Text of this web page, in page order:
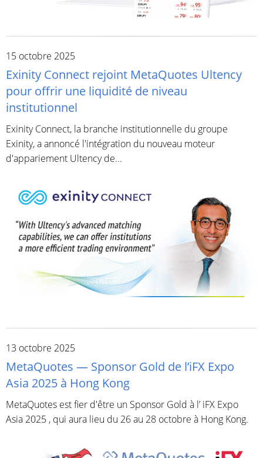
15 octobre 2025
Exinity Connect rejoint MetaQuotes Ultency
pour offrir une liquidité de niveau
institutionnel
Exinity Connect, la branche institutionnelle du groupe
Exinity, a annoncé l'intégration du nouveau moteur
d'appariement Ultency de...
13 octobre 2025
MetaQuotes — Sponsor Gold de l’iFX Expo
Asia 2025 à Hong Kong
MetaQuotes est fier d'être un Sponsor Gold à l’ iFX Expo
Asia 2025 , qui aura lieu du 26 au 28 octobre à Hong Kong.